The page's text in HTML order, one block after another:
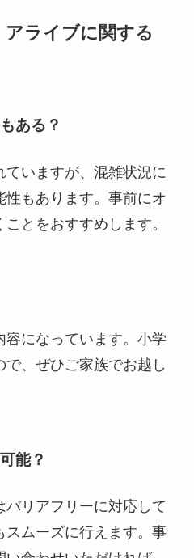
アライブに関する
ある？
いますが、混雑状況に
性もあります。事前にオ
とをおすすめします。
容になっています。小学
、ぜひご家族でお越し
能？
リアフリーに対応して
スムーズに行えます。事